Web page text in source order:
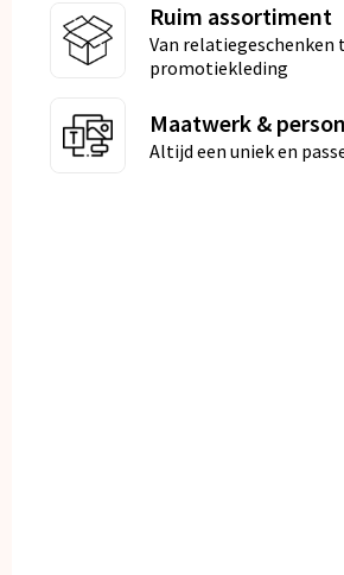
Ruim assortiment
Van relatiegeschenken
promotiekleding
Maatwerk &
Altijd een uniek en